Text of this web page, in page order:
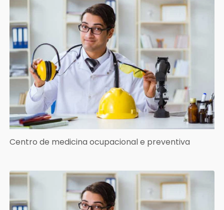
Centro de medicina ocupacional e preventiva